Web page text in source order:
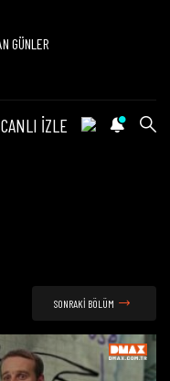
GÜNLER
CANLI İZLE
SONRAKİ BÖLÜM